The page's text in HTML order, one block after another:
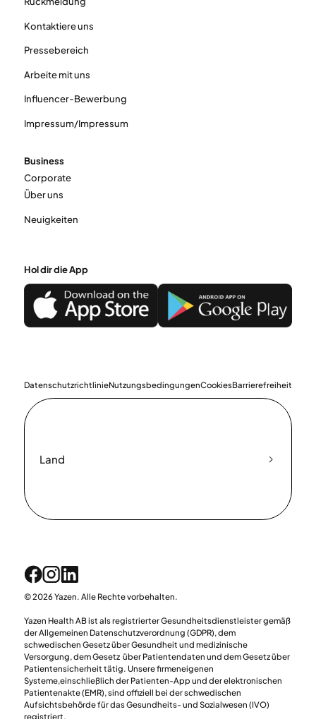
Kontaktiere uns
Pressebereich
Arbeite mit uns
Influencer-Bewerbung
Impressum/Impressum
Business
Corporate
Über uns
Neuigkeiten
Hol dir die App
DatenschutzrichtlinieNutzungsbedingungenCookiesBarrierefreiheit
Land
© 2026 Yazen. Alle Rechte vorbehalten.
Yazen Health AB ist als registrierter Gesundheitsdienstleister gemäß
der Allgemeinen Datenschutzverordnung (GDPR), dem
schwedischen Gesetz über Gesundheit und medizinische
Versorgung, dem Gesetz über Patientendaten und dem Gesetz über
Patientensicherheit tätig. Unsere firmeneigenen
Systeme,einschließlich der Patienten-App und der elektronischen
Patientenakte (EMR), sind offiziell bei der schwedischen
Aufsichtsbehörde für das Gesundheits- und Sozialwesen (IVO)
registriert.